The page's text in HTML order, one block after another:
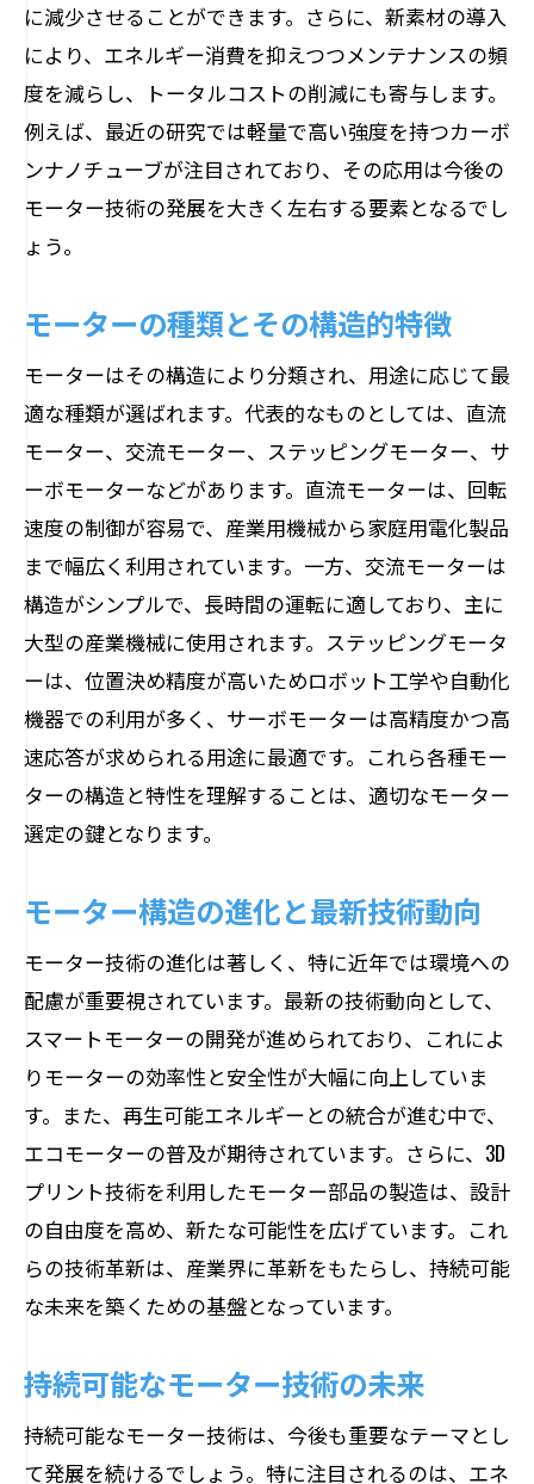
コスト削減と環境配慮の両立を実現する
モーター
産業界の未来を支えるモーターイノベー
ション
モーターの可能性を広げる鍵はその構造にあ
モジュール化による柔軟なモーター応用
構造の工夫が生む新たな用途と展望
小型・高性能化を実現する技術進化
新たなフィールドで活躍するモーター技
術
技術革新を支えるモーターの内部構造の魅力
内部構造が生むモーターの独自性
異なる用途に特化したモーター設計
内部構造の最適化がもたらす性能向上
イノベーションを促進するモーター内部
構造
モーター内部構造のカスタマイズの可能
モーター設計者が織りなす革新のストー
モーター構造の奥深さが日常をどのように変
えるのか
家庭用電化製品を支えるモーター技術
生活の質を向上させるスマートモーター
省エネモーターがもたらすライフスタイ
ル変革
輸送革命を支えるモーター構造
日常生活におけるモーターの新たな役割
未来の日常に溶け込むモーター技術
に減少させることができます。さらに、新素材の導入
により、エネルギー消費を抑えつつメンテナンスの頻
度を減らし、トータルコストの削減にも寄与します。
例えば、最近の研究では軽量で高い強度を持つカーボ
ンナノチューブが注目されており、その応用は今後の
モーター技術の発展を大きく左右する要素となるでし
ょう。
モーターの種類とその構造的特徴
モーターはその構造により分類され、用途に応じて最
適な種類が選ばれます。代表的なものとしては、直流
モーター、交流モーター、ステッピングモーター、サ
ーボモーターなどがあります。直流モーターは、回転
速度の制御が容易で、産業用機械から家庭用電化製品
まで幅広く利用されています。一方、交流モーターは
構造がシンプルで、長時間の運転に適しており、主に
大型の産業機械に使用されます。ステッピングモータ
ーは、位置決め精度が高いためロボット工学や自動化
機器での利用が多く、サーボモーターは高精度かつ高
速応答が求められる用途に最適です。これら各種モー
ターの構造と特性を理解することは、適切なモーター
選定の鍵となります。
モーター構造の進化と最新技術動向
モーター技術の進化は著しく、特に近年では環境への
配慮が重要視されています。最新の技術動向として、
スマートモーターの開発が進められており、これによ
りモーターの効率性と安全性が大幅に向上していま
す。また、再生可能エネルギーとの統合が進む中で、
エコモーターの普及が期待されています。さらに、3D
プリント技術を利用したモーター部品の製造は、設計
の自由度を高め、新たな可能性を広げています。これ
らの技術革新は、産業界に革新をもたらし、持続可能
な未来を築くための基盤となっています。
持続可能なモーター技術の未来
持続可能なモーター技術は、今後も重要なテーマとし
て発展を続けるでしょう。特に注目されるのは、エネ